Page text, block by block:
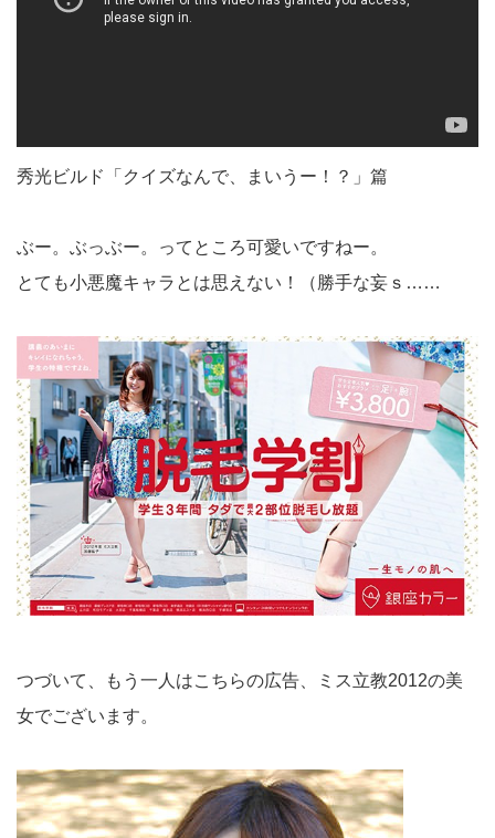
秀光ビルド「クイズなんで、まいうー！？」篇
ぶー。ぶっぶー。ってところ可愛いですねー。
とても小悪魔キャラとは思えない！（勝手な妄ｓ……
つづいて、もう一人はこちらの広告、ミス立教2012の美
女でございます。